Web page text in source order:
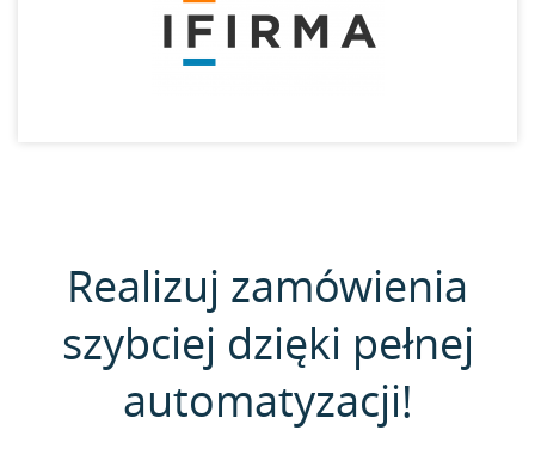
Realizuj zamówienia
szybciej dzięki pełnej
automatyzacji!